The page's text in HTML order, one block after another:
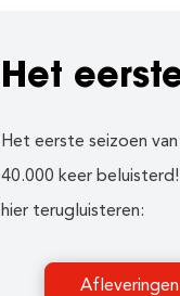
Het
Het eerste seizoen
40.000 keer
hier terugluisteren: